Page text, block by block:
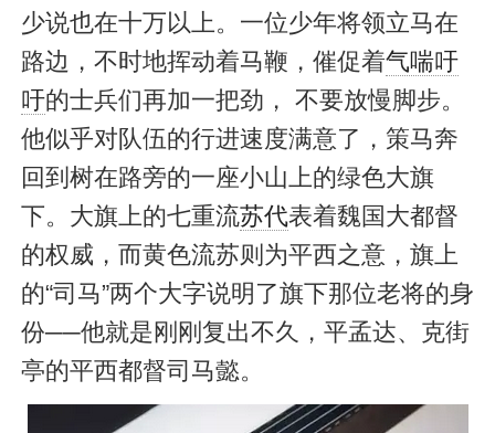
少说也在十万以上。一位少年将领立马在
路边，不时地挥动着马鞭，催促着气喘吁
吁的士兵们再加一把劲， 不要放慢脚步。
他似乎对队伍的行进速度满意了，策马奔
回到树在路旁的一座小山上的绿色大旗
下。大旗上的七重流苏代表着魏国大都督
的权威，而黄色流苏则为平西之意，旗上
的“司马”两个大字说明了旗下那位老将的身
份──他就是刚刚复出不久，平孟达、克街
亭的平西都督司马懿。